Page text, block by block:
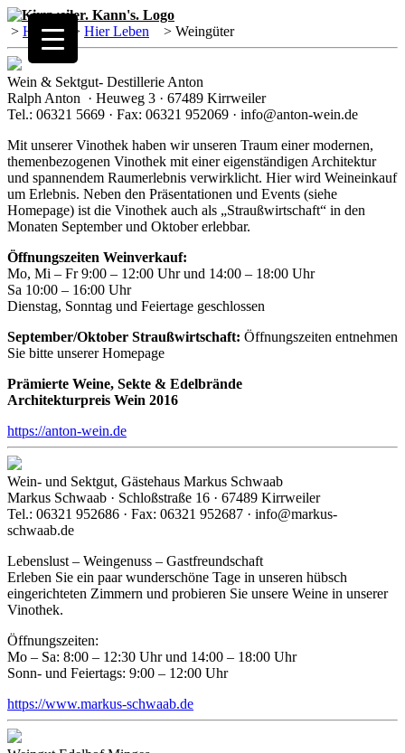
> Home> Hier Leben > Weingüter
Wein & Sektgut- Destillerie Anton
Ralph Anton · Heuweg 3 · 67489 Kirrweiler
Tel.: 06321 5669 · Fax: 06321 952069 · info@anton-wein.de
Mit unserer Vinothek haben wir unseren Traum einer modernen,
themenbezogenen Vinothek mit einer eigenständigen Architektur
und spannendem Raumerlebnis verwirklicht. Hier wird Weineinkauf
um Erlebnis. Neben den Präsentationen und Events (siehe
Homepage) ist die Vinothek auch als „Straußwirtschaft“ in den
Monaten September und Oktober erlebbar.
Öffnungszeiten Weinverkauf:
Mo, Mi – Fr 9:00 – 12:00 Uhr und 14:00 – 18:00 Uhr
Sa 10:00 – 16:00 Uhr
Dienstag, Sonntag und Feiertage geschlossen
September/Oktober Straußwirtschaft: Öffnungszeiten entnehmen
Sie bitte unserer Homepage
Prämierte Weine, Sekte & Edelbrände
Architekturpreis Wein 2016
https://anton-wein.de
Wein- und Sektgut, Gästehaus Markus Schwaab
Markus Schwaab · Schloßstraße 16 · 67489 Kirrweiler
Tel.: 06321 952686 · Fax: 06321 952687 · info@markus-
schwaab.de
Lebenslust – Weingenuss – Gastfreundschaft
Erleben Sie ein paar wunderschöne Tage in unseren hübsch
eingerichteten Zimmern und probieren Sie unsere Weine in unserer
Vinothek.
Öffnungszeiten:
Mo – Sa: 8:00 – 12:30 Uhr und 14:00 – 18:00 Uhr
Sonn- und Feiertags: 9:00 – 12:00 Uhr
https://www.markus-schwaab.de